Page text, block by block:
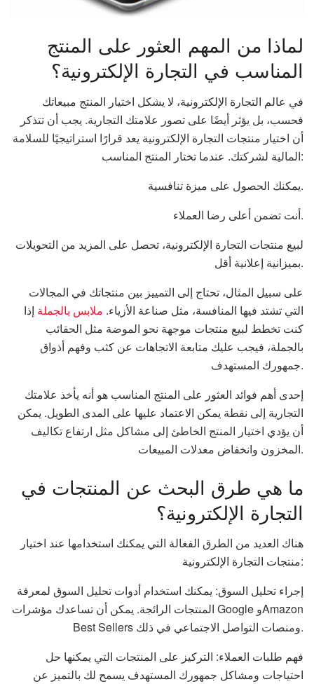
لماذا من المهم العثور على المنتج
المناسب في التجارة الإلكترونية؟
في عالم التجارة الإلكترونية، لا يشكل اختيار المنتج مبيعاتك
فحسب، بل يؤثر أيضًا على تصور علامتك التجارية. يجب أن تتذكر
أن اختيار منتجات التجارة الإلكترونية يعد قرارًا استراتيجيًا للسلامة
المالية لشركتك. عندما تختار المنتج المناسب:
يمكنك الحصول على ميزة تنافسية.
أنت تضمن أعلى رضا العملاء.
لبيع منتجات التجارة الإلكترونية، تحصل على المزيد من التحويلات
بميزانية إعلانية أقل.
على سبيل المثال، تحتاج إلى التمييز بين منتجاتك في المجالات
التي تشتد فيها المنافسة، مثل صناعة الأزياء. ملابس بالجملة إذا
كنت تخطط لبيع منتجات موجهة نحو الموضة مثل الحقائب
بالجملة، فيجب عليك متابعة الاتجاهات عن كثب وفهم أذواق
جمهورك المستهدف.
إحدى أهم فوائد العثور على المنتج المناسب هو أنه يأخذ علامتك
التجارية إلى نقطة يمكن الاعتماد عليها على المدى الطويل. يمكن
أن يؤدي اختيار المنتج الخاطئ إلى مشاكل مثل ارتفاع تكاليف
المخزون وانخفاض معدلات المبيعات.
ما هي طرق البحث عن المنتجات في
التجارة الإلكترونية؟
هناك العديد من الطرق الفعالة التي يمكنك استخدامها عند اختيار
منتجات التجارة الإلكترونية:
إجراء تحليل السوق: يمكنك استخدام أدوات تحليل السوق لمعرفة
المنتجات الرائجة. يمكن أن تساعدك مؤشرات Google وAmazon
Best Sellers ومنصات التواصل الاجتماعي في ذلك.
فهم طلبات العملاء: التركيز على المنتجات التي يمكنها حل
احتياجات ومشاكل جمهورك المستهدف يسمح لك بالتميز عن